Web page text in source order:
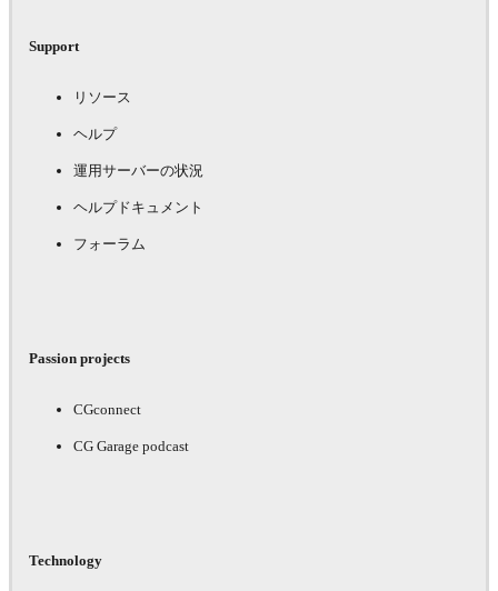
Support
リソース
ヘルプ
運用サーバーの状況
ヘルプドキュメント
フォーラム
Passion projects
CGconnect
CG Garage podcast
Technology